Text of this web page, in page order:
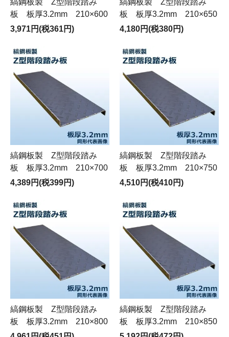
縞鋼板製 Z型階段踏み
板 板厚3.2mm 210×600
3,971円(税361円)
縞鋼板製 Z型階段踏み
板 板厚3.2mm 210×650
4,180円(税380円)
縞鋼板製 Z型階段踏み
板 板厚3.2mm 210×700
4,389円(税399円)
縞鋼板製 Z型階段踏み
板 板厚3.2mm 210×750
4,510円(税410円)
縞鋼板製 Z型階段踏み
板 板厚3.2mm 210×800
縞鋼板製 Z型階段踏み
板 板厚3.2mm 210×850